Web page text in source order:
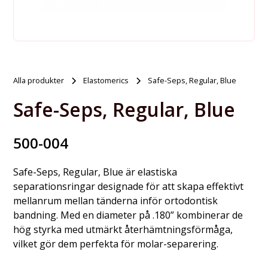
Alla produkter Elastomerics Safe-Seps, Regular, Blue
Safe-Seps, Regular, Blue
500-004
Safe-Seps, Regular, Blue är elastiska
separationsringar designade för att skapa effektivt
mellanrum mellan tänderna inför ortodontisk
bandning. Med en diameter på .180” kombinerar de
hög styrka med utmärkt återhämtningsförmåga,
vilket gör dem perfekta för molar-separering.